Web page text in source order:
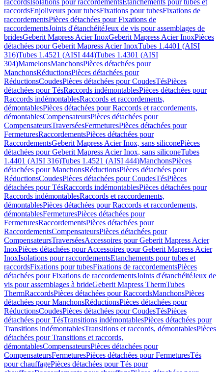
raccordsIsolations pour raccordementsEtanchements pour tubes et
raccordsEnjoliveurs pour tubesFixations pour tubesFixations de
raccordementsPièces détachées pour Fixations de
raccordementsJoints d'étanchéitéJeux de vis pour assemblages de
bridesGeberit Mapress Acier InoxGeberit Mapress Acier InoxPièces
détachées pour Geberit Mapress Acier InoxTubes 1.4401 (AISI
316)Tubes 1.4521 (AISI 444)Tubes 1.4301 (AISI
304)MamelonsManchonsPièces détachées pour
ManchonsRéductionsPièces détachées pour
RéductionsCoudesPièces détachées pour CoudesTésPièces
détachées pour TésRaccords indémontablesPièces détachées pour
Raccords indémontablesRaccords et raccordements,
démontablesPièces détachées pour Raccords et raccordements,
démontablesCompensateursPièces détachées pour
CompensateursTraverséesFermeturesPièces détachées pour
FermeturesRaccordementsPièces détachées pour
RaccordementsGeberit Mapress Acier Inox, sans siliconePièces
détachées pour Geberit Mapress Acier Inox, sans siliconeTubes
1.4401 (AISI 316)Tubes 1.4521 (AISI 444)ManchonsPièces
détachées pour ManchonsRéductionsPièces détachées pour
RéductionsCoudesPièces détachées pour CoudesTésPièces
détachées pour TésRaccords indémontablesPièces détachées pour
Raccords indémontablesRaccords et raccordements,
démontablesPièces détachées pour Raccords et raccordements,
démontablesFermeturesPièces détachées pour
FermeturesRaccordementsPièces détachées pour
RaccordementsCompensateursPièces détachées pour
CompensateursTraverséesAccessoires pour Geberit Mapress Acier
InoxPièces détachées pour Accessoires pour Geberit Mapress Acier
InoxIsolations pour raccordementsEtanchements pour tubes et
raccordsFixations pour tubesFixations de raccordementsPièces
détachées pour Fixations de raccordementsJoints d'étanchéitéJeux de
vis pour assemblages à brideGeberit Mapress ThermTubes
ThermRaccordsPièces détachées pour RaccordsManchonsPièces
détachées pour ManchonsRéductionsPièces détachées pour
RéductionsCoudesPièces détachées pour CoudesTésPièces
détachées pour TésTransitions indémontablesPièces détachées pour
Transitions indémontablesTransitions et raccords, démontablesPièces
détachées pour Transitions et raccords,
démontablesCompensateursPièces détachées pour
CompensateursFermeturesPièces détachées pour FermeturesTés
pour chauffagePièces détachées pour Tés pour